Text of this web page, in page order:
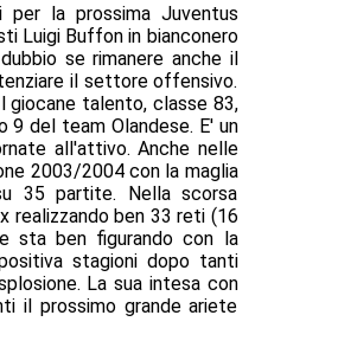
la prossima Juventus
Luigi Buffon in bianconero
se rimanere anche il
il settore offensivo.
giocane talento, classe 83,
del team Olandese. E' un
all'attivo. Anche nelle
2003/2004 con la maglia
35 partite. Nella scorsa
realizzando ben 33 reti (16
sta ben figurando con la
stagioni dopo tanti
La sua intesa con
il prossimo grande ariete